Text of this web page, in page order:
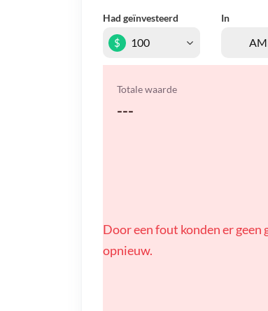
Had geïnvesteerd In
$
Totale waarde
---
Door een fout konden er
opnieuw.